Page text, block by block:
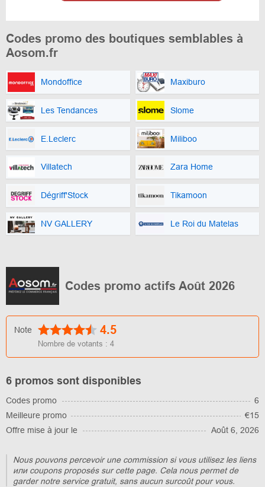
Codes promo des boutiques semblables à
Aosom.fr
Mondoffice Maxiburo
Les Tendances Slome
E.Leclerc Miliboo
Villatech Zara Home
Dégriff'Stock Tikamoon
NV GALLERY Le Roi du Matelas
Codes promo actifs Août 2026
Note 4.5
Nombre de votants : 4
6 promos sont disponibles
Codes promo
6
Meilleure promo
€15
Offre mise à jour le
Août 6, 2026
Nous pouvons percevoir une commission si vous utilisez les liens
или coupons proposés sur cette page. Cela nous permet de
garder notre service gratuit, sans aucun surcoût pour vous.